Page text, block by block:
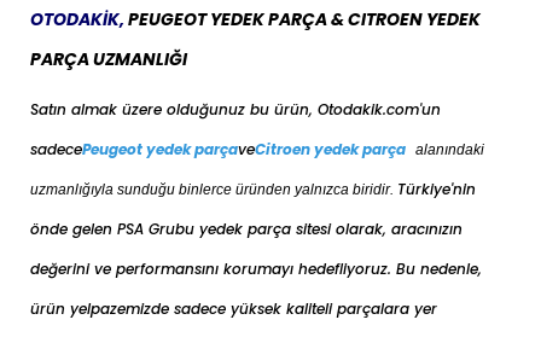
OTODAKİK, PEUGEOT YEDEK PARÇA & CITROEN YEDEK
PARÇA UZMANLIĞI
Satın almak üzere olduğunuz bu ürün, Otodakik.com'un
sadecePeugeot yedek parçaveCitroen yedek parça alanındaki
uzmanlığıyla sunduğu binlerce üründen yalnızca biridir. Türkiye'nin
önde gelen PSA Grubu yedek parça sitesi olarak, aracınızın
değerini ve performansını korumayı hedefliyoruz. Bu nedenle,
ürün yelpazemizde sadece yüksek kaliteli parçalara yer